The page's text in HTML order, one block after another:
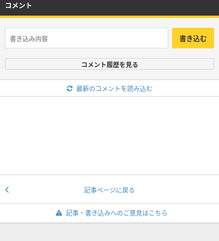
コメント
書き込む
コメント履歴を見る
最新のコメントを読み込む
記事ページに戻る
記事・書き込みへのご意見はこちら